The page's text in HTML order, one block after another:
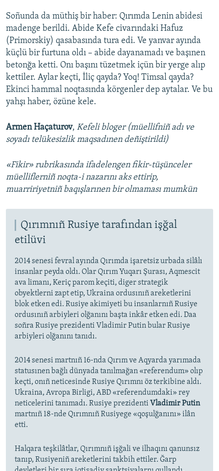
Soñunda da müthiş bir haber: Qırımda Lenin abidesi
madenge berildi. Abide Kefe civarındaki Hafuz
(Primorskiy) qasabasında tura edi. Ve yanvar ayında
küçlü bir furtuna oldı – abide dayanamadı ve başınen
betonğa ketti. Onı başını tüzetmek içün bir yerge alıp
kettiler. Aylar keçti, İliç qayda? Yoq! Timsal qayda?
Ekinci hammal noqtasında körgenler dep aytalar. Ve bu
yahşı haber, özüne kele.
Armen Haçaturov, Kefeli bloger (müellifniñ adı ve
soyadı telükesizlik maqsadınen deñiştirildi)
«Fikir» rubrikasında ifadelengen fikir-tüşünceler
müelliflerniñ noqta-i nazarını aks ettirip,
muarririyetniñ baqışlarınen bir olmaması mumkün
Qırımnıñ Rusiye tarafından işğal
etilüvi
2014 senesi fevral ayında Qırımda işaretsiz urbada silâlı
insanlar peyda oldı. Olar Qırım Yuqarı Şurası, Aqmescit
ava limanı, Keriç parom keçiti, diger strategik
obyektlerni zapt etip, Ukraina ordusınıñ areketlerini
blok etken edi. Rusiye akimiyeti bu insanlarnıñ Rusiye
ordusınıñ arbiyleri olğanını başta inkâr etken edi. Daa
soñra Rusiye prezidenti Vladimir Putin bular Rusiye
arbiyleri olğanını tanıdı.
2014 senesi martnıñ 16-nda Qırım ve Aqyarda yarımada
statusınen bağlı dünyada tanılmağan «referendum» olıp
keçti, onıñ neticesinde Rusiye Qırımnı öz terkibine aldı.
Ukraina, Avropa Birligi, ABD «referendumdaki» rey
neticelerini tanımadı. Rusiye prezidenti Vladimir Putin
martnıñ 18-nde Qırımnıñ Rusiyege «qoşulğanını» ilân
etti.
Halqara teşkilâtlar, Qırımnıñ işğali ve ilhaqını qanunsız
tanıp, Rusiyeniñ areketlerini takbih ettiler. Ğarp